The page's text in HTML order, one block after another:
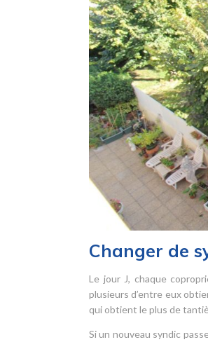
Changer de
Le jour J, chaque
plusieurs d’entre eux
qui obtient le plus de
Si un nouveau syndic